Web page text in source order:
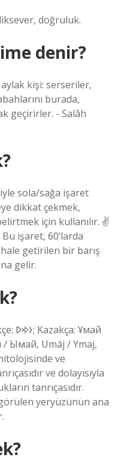
doğruluk.
denir?
kişi: serseriler,
burada,
geçirirler. - Salâh
sola/sağa işaret
dikkat çekmek,
için kullanılır. ✌
işaret, 60’larda
getirilen bir barış
gelir.
/ Ымай, Umáj / Ymaj,
ve
ve dolayısıyla
tanrıçasıdır.
yeryüzünün ana